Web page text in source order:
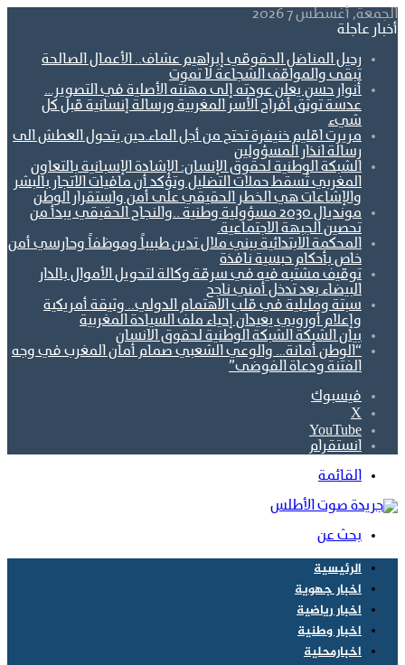
الجمعة, أغسطس 7 2026
أخبار عاجلة
رحيل المناضل الحقوقي إبراهيم عشاف.. الأعمال الصالحة
تبقى والمواقف الشجاعة لا تموت
أنوار حسن يعلن عودته إلى مهنته الأصلية في التصوير…
عدسة توثق أفراح الأسر المغربية ورسالة إنسانية قبل كل
شيء
مريرت اقليم خنيفرة تحتج من أجل الماء.حين يتحول العطش الى
رسالة انذار المسؤولين
الشبكة الوطنية لحقوق الإنسان: الإشادة الإسبانية بالتعاون
المغربي تُسقط حملات التضليل وتؤكد أن مافيات الاتجار بالبشر
والإشاعات هي الخطر الحقيقي على أمن واستقرار الوطن
مونديال 2030 مسؤولية وطنية ..والنجاح الحقيقي يبدأ من
تحصين الجبهة الاجتماعية.
المحكمة الابتدائية ببني ملال تدين طبيباً وموظفاً وحارسي أمن
خاص بأحكام حبسية نافذة
توقيف مشتبه فيه في سرقة وكالة لتحويل الأموال بالدار
البيضاء بعد تدخل أمني ناجح
سبتة ومليلية في قلب الاهتمام الدولي.. وثيقة أمريكية
وإعلام أوروبي يعيدان إحياء ملف السيادة المغربية
بيان الشبكة الشبكة الوطنية لحقوق الانسان
“الوطن أمانة… والوعي الشعبي صمام أمان المغرب في وجه
الفتنة ودعاة الفوضى”
فيسبوك
‫X
‫YouTube
انستقرام
القائمة
بحث عن
الرئيسية
اخبار جهوية
اخبار رياضية
اخبار وطنية
اخبارمحلية